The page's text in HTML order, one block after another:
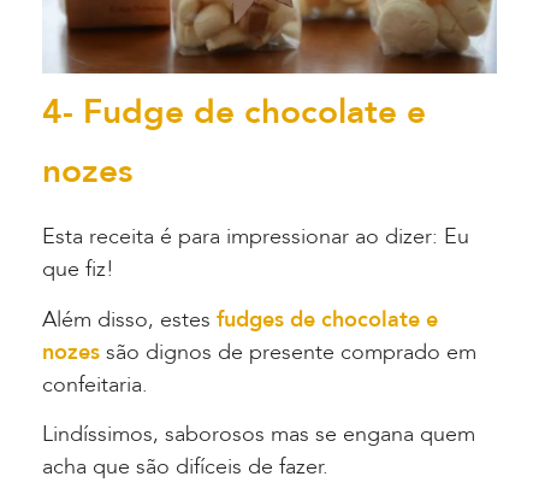
4- Fudge de chocolate e
nozes
Esta receita é para impressionar ao dizer: Eu
que fiz!
Além disso, estes fudges de chocolate e
nozes são dignos de presente comprado em
confeitaria.
Lindíssimos, saborosos mas se engana quem
acha que são difíceis de fazer.